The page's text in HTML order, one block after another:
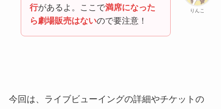
りんこ
行があるよ。ここで満席になった
ら劇場販売はないので要注意！
今回は、ライブビューイングの詳細やチケットの